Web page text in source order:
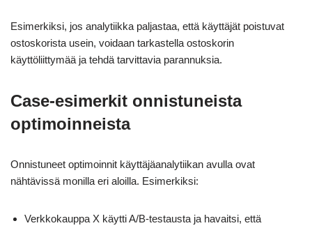
Esimerkiksi, jos analytiikka paljastaa, että käyttäjät poistuvat
ostoskorista usein, voidaan tarkastella ostoskorin
käyttöliittymää ja tehdä tarvittavia parannuksia.
Case-esimerkit onnistuneista
optimoinneista
Onnistuneet optimoinnit käyttäjäanalytiikan avulla ovat
nähtävissä monilla eri aloilla. Esimerkiksi:
Verkkokauppa X käytti A/B-testausta ja havaitsi, että